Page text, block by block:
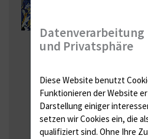
rostock.de
Antje
Tel.: +49
Raum 19-22
Datenverarbeitung
und Privatsphäre
Diese Website benutzt
Funktionieren der Website
Darstellung einiger
setzen wir Cookies ein, die
qualifiziert sind. Ohne Ihre